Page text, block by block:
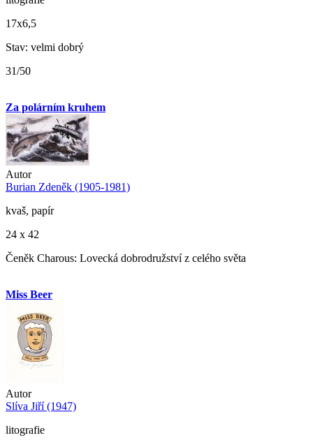
17x6,5
Stav: velmi dobrý
31/50
Za polárním kruhem
Autor
Burian Zdeněk (1905-1981)
kvaš, papír
24 x 42
Čeněk Charous: Lovecká dobrodružství z celého světa
Miss Beer
Autor
Slíva Jiří (1947)
litografie